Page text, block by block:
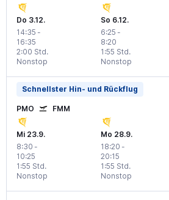
Do 3.12.
14:35 -
16:35
Nonstop
2:00 Std.
So 6.12.
6:25 -
8:20
Nonstop
1:55 Std.
Schnellster Hin- und Rückflug
PMO FMM
Mi 23.9.
8:30 -
10:25
Nonstop
1:55 Std.
Mo 28.9.
18:20 -
20:15
Nonstop
1:55 Std.